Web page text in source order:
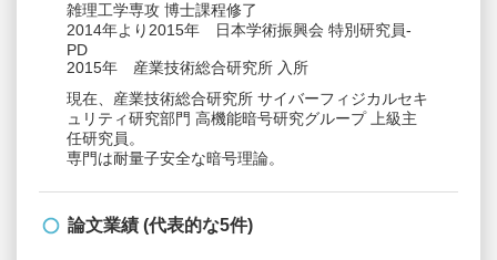
雑理工学専攻 博士課程修了
2014年より2015年 日本学術振興会 特別研究員-
PD
2015年 産業技術総合研究所 入所
現在、産業技術総合研究所 サイバーフィジカルセキ
ュリティ研究部門 高機能暗号研究グループ 上級主
任研究員。
専門は耐量子安全な暗号理論。
論文業績 (代表的な5件)